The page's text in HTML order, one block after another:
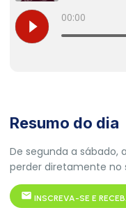
Resumo do dia
De segunda a sábado,
perder diretamente no
INSCREVA-SE E